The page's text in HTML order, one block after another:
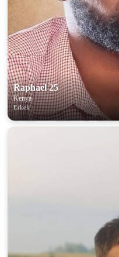
Raphael 25
Kenya
Erkek